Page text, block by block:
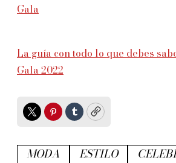
Gala
La guía con todo lo que debes
Gala 2022
TwitterPinterest
TumblrCopy
MODA ESTILO